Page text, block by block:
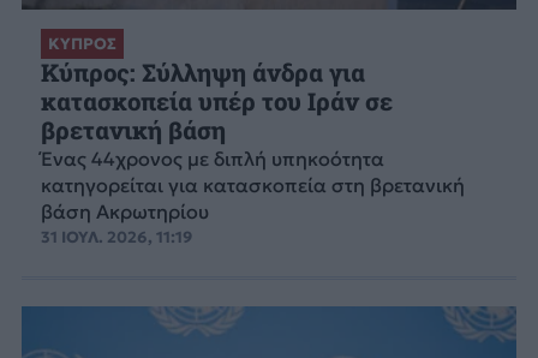
ΚΥΠΡΟΣ
Κύπρος: Σύλληψη άνδρα για
κατασκοπεία υπέρ του Ιράν σε
βρετανική βάση
Ένας 44χρονος με διπλή υπηκοότητα
κατηγορείται για κατασκοπεία στη βρετανική
βάση Ακρωτηρίου
31 ΙΟΥΛ. 2026, 11:19